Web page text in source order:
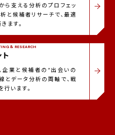
ら支える分析のプロフェッ
と候補者リサーチで、最適
ます。
＆ RESEARCH
企業と候補者の“出会いの
とデータ分析の両軸で、戦
います。